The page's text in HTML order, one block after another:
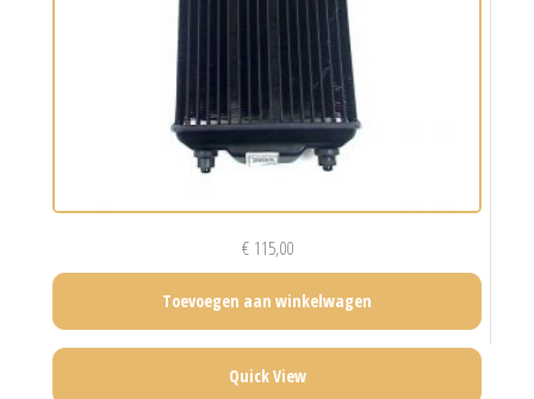
€115,00
Toevoegen aan winkelwagen
Quick View